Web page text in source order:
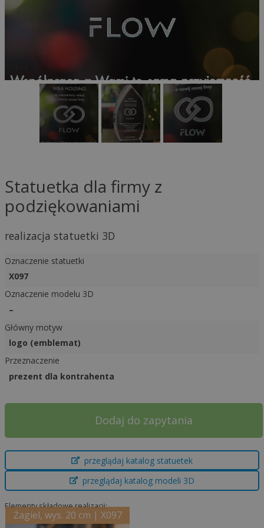
Statuetka dla firmy z
podziękowaniami
realizacja statuetki 3D
Oznaczenie statuetki
X097
Oznaczenie modelu 3D
–
Główny motyw
logo (emblemat)
Przeznaczenie
prezent dla kontrahenta
Dodaj do zapytania
t
e
r
przeglądaj katalog statuetek
przeglądaj katalog modeli 3D
Elementy składowe realizacji:
Żagiel, wys. 20 cm | X097